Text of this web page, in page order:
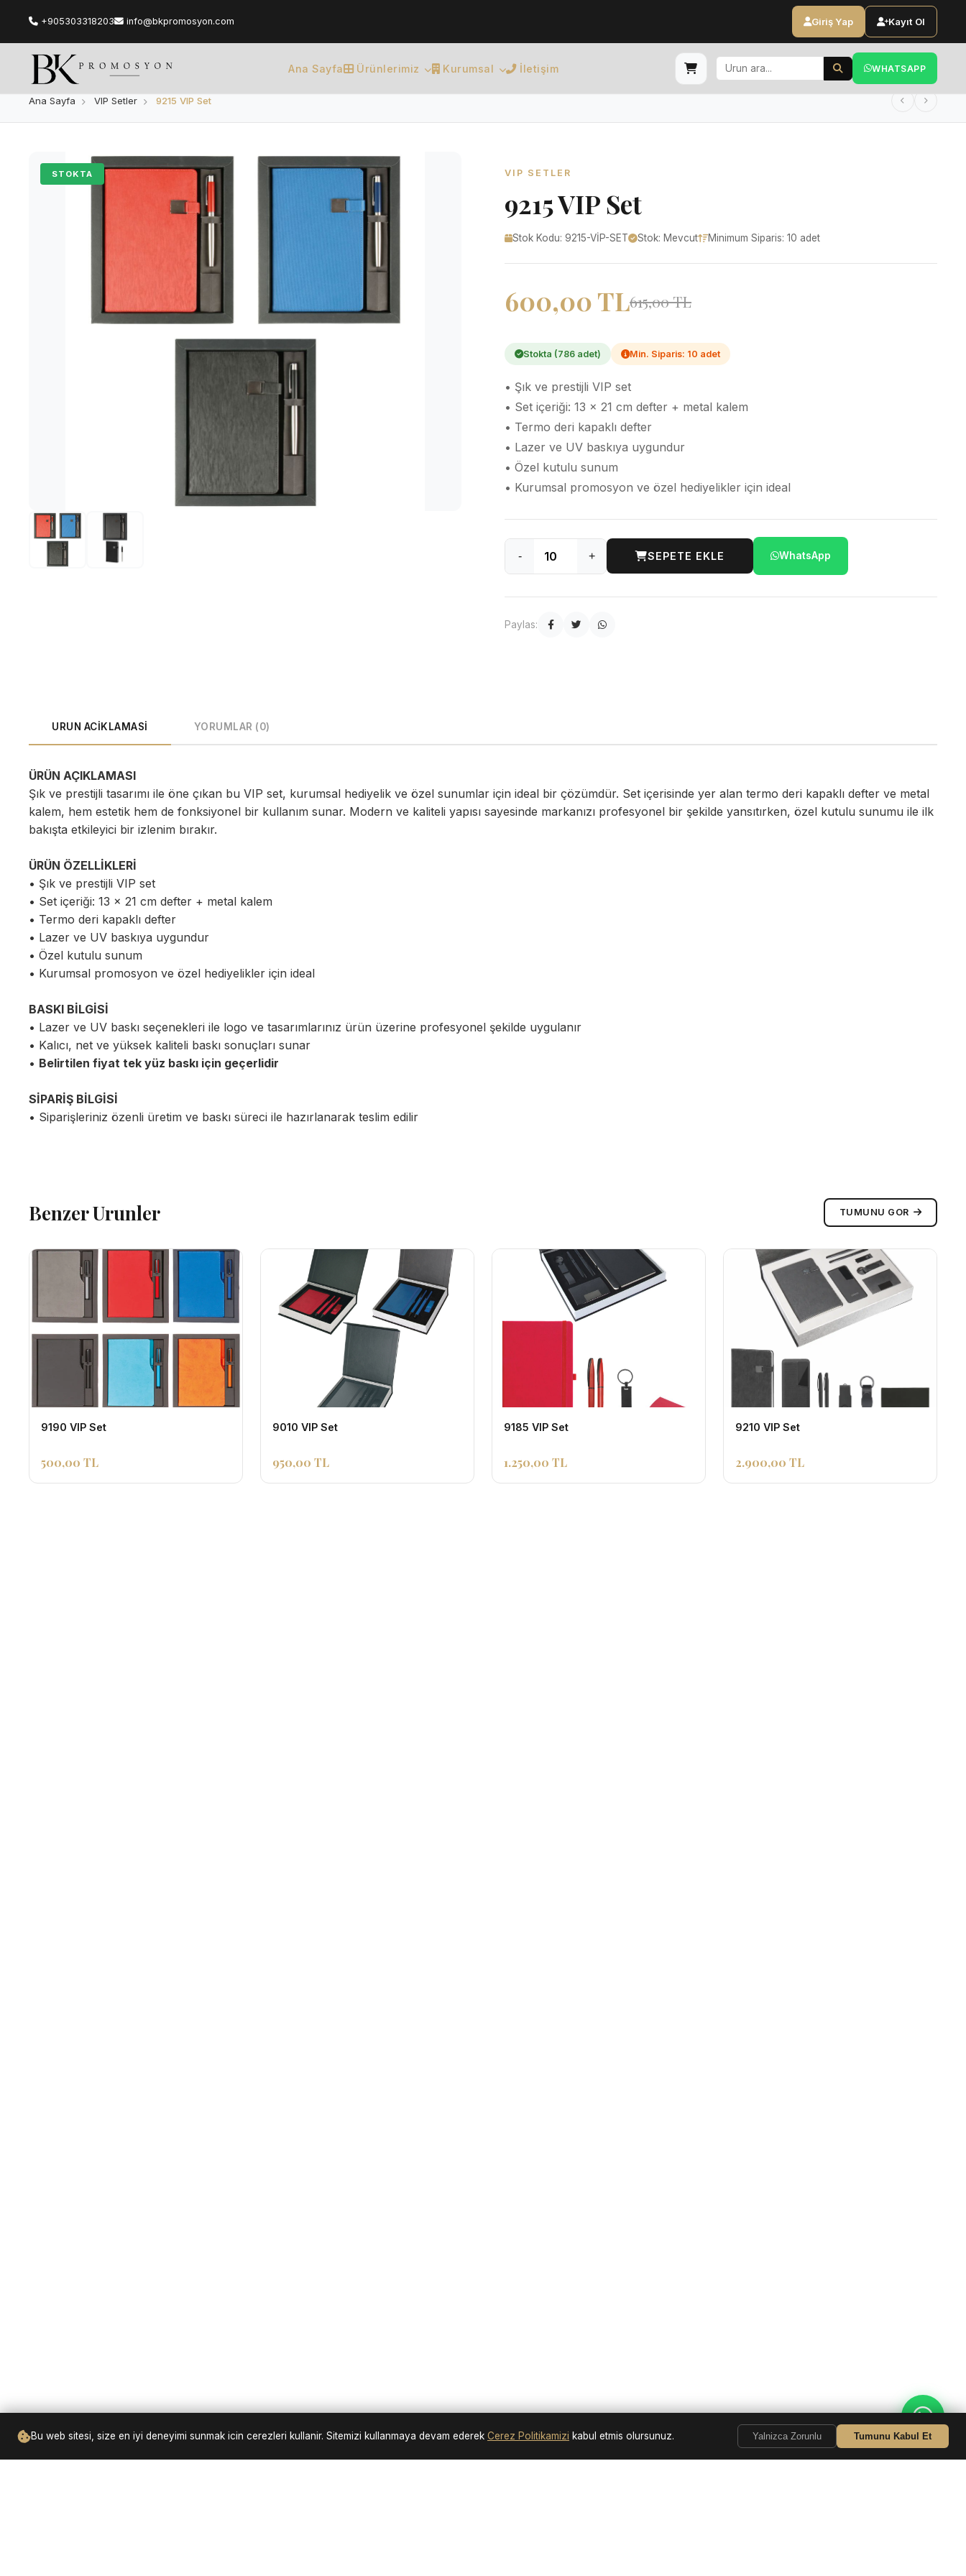
Bu web sitesi, size en iyi deneyimi sunmak icin cerezleri kullanir. Sitemizi kullanmaya devam ederek Cerez Politikamizi kabul etmis olursunuz. Yalnizca Zorunlu Tumunu Kabul Et
+905303318203 info@bkpromosyon.com Giriş Yap Kayıt Ol
Ana Sayfa Ürünlerimiz Kurumsal İletişim WHATSAPP
Ana Sayfa VIP Setler 9215 VIP Set
STOKTA VIP SETLER
9215 VIP Set
Stok Kodu: 9215-VİP-SET Stok: Mevcut Minimum Siparis: 10 adet
600,00 TL615,00 TL
Stokta (786 adet) Min. Siparis: 10 adet
• Şık ve prestijli VIP set
• Set içeriği: 13 x 21 cm defter + metal kalem
• Termo deri kapaklı defter
• Lazer ve UV baskıya uygundur
• Özel kutulu sunum
• Kurumsal promosyon ve özel hediyelikler için ideal
- + SEPETE EKLE WhatsApp
Paylas:
URUN ACIKLAMASI YORUMLAR (0)
ÜRÜN AÇIKLAMASI
Şık ve prestijli tasarımı ile öne çıkan bu VIP set, kurumsal hediyelik ve özel sunumlar için ideal bir çözümdür. Set içerisinde yer alan termo deri kapaklı defter ve metal
kalem, hem estetik hem de fonksiyonel bir kullanım sunar. Modern ve kaliteli yapısı sayesinde markanızı profesyonel bir şekilde yansıtırken, özel kutulu sunumu ile ilk
bakışta etkileyici bir izlenim bırakır.
ÜRÜN ÖZELLİKLERİ
• Şık ve prestijli VIP set
• Set içeriği: 13 x 21 cm defter + metal kalem
• Termo deri kapaklı defter
• Lazer ve UV baskıya uygundur
• Özel kutulu sunum
• Kurumsal promosyon ve özel hediyelikler için ideal
BASKI BİLGİSİ
• Lazer ve UV baskı seçenekleri ile logo ve tasarımlarınız ürün üzerine profesyonel şekilde uygulanır
• Kalıcı, net ve yüksek kaliteli baskı sonuçları sunar
• Belirtilen fiyat tek yüz baskı için geçerlidir
SİPARİŞ BİLGİSİ
• Siparişleriniz özenli üretim ve baskı süreci ile hazırlanarak teslim edilir
Benzer Urunler TUMUNU GOR
9190 VIP Set
500,00 TL
9010 VIP Set
950,00 TL
9185 VIP Set
1.250,00 TL
9210 VIP Set
2.900,00 TL